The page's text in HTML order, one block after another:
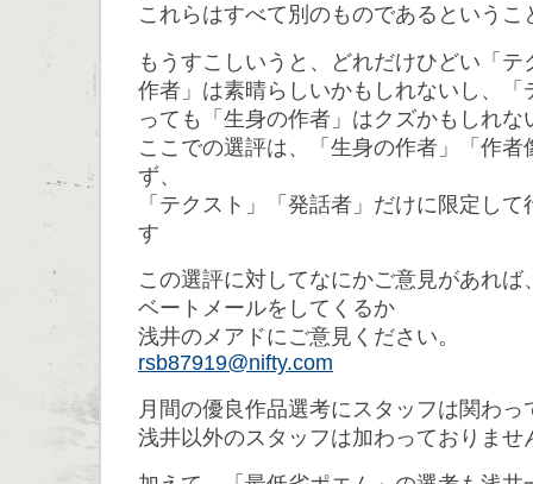
これらはすべて別のものであるというこ
もうすこしいうと、どれだけひどい「
作者」は素晴らしいかもしれないし、「
っても「生身の作者」はクズかもしれな
ここでの選評は、「生身の作者」「作者
ず、
「テクスト」「発話者」だけに限定し
す
この選評に対してなにかご意見があれ
ベートメールをしてくるか
浅井のメアドにご意見ください。
rsb87919@nifty.com
月間の優良作品選考にスタッフは関わ
浅井以外のスタッフは加わっておりませ